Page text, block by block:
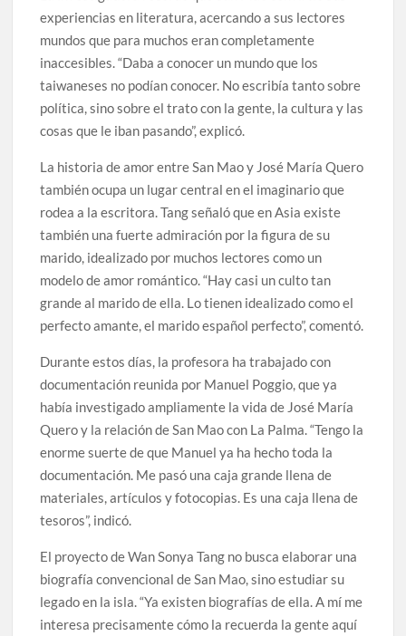
experiencias en literatura, acercando a sus lectores
mundos que para muchos eran completamente
inaccesibles. “Daba a conocer un mundo que los
taiwaneses no podían conocer. No escribía tanto sobre
política, sino sobre el trato con la gente, la cultura y las
cosas que le iban pasando”, explicó.
La historia de amor entre San Mao y José María Quero
también ocupa un lugar central en el imaginario que
rodea a la escritora. Tang señaló que en Asia existe
también una fuerte admiración por la figura de su
marido, idealizado por muchos lectores como un
modelo de amor romántico. “Hay casi un culto tan
grande al marido de ella. Lo tienen idealizado como el
perfecto amante, el marido español perfecto”, comentó.
Durante estos días, la profesora ha trabajado con
documentación reunida por Manuel Poggio, que ya
había investigado ampliamente la vida de José María
Quero y la relación de San Mao con La Palma. “Tengo la
enorme suerte de que Manuel ya ha hecho toda la
documentación. Me pasó una caja grande llena de
materiales, artículos y fotocopias. Es una caja llena de
tesoros”, indicó.
El proyecto de Wan Sonya Tang no busca elaborar una
biografía convencional de San Mao, sino estudiar su
legado en la isla. “Ya existen biografías de ella. A mí me
interesa precisamente cómo la recuerda la gente aquí